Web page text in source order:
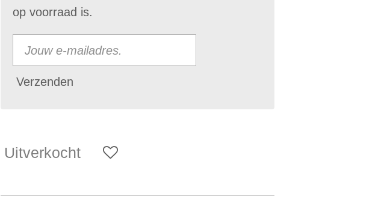
op voorraad is.
Verzenden
Uitverkocht